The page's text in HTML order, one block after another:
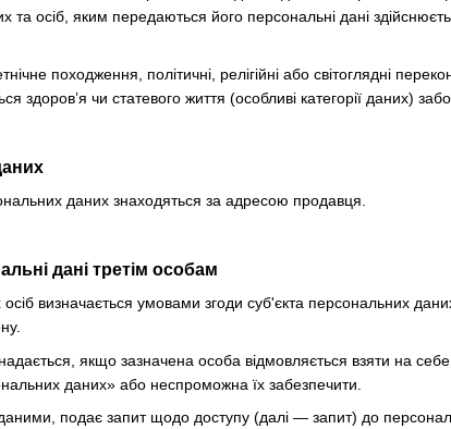
осіб, яким передаються його персональні дані
походження, політичні, релігійні або світоглядні
чи статевого життя (особливі категорії даних)
даних знаходяться за адресою продавця.
дані третім особам
визначається умовами згоди суб'єкта персональних
якщо зазначена особа відмовляється взяти на
даних» або неспроможна їх забезпечити.
подає запит щодо доступу (далі — запит) до